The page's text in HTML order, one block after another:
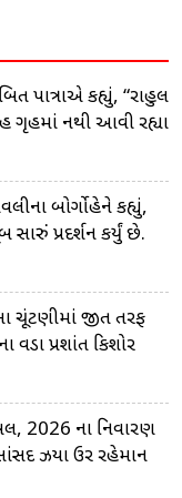
પાત્રાએ કહ્યું, “રાહુલ
ગૃહમાં નથી આવી રહ્યા
બોર્ગોહેને કહ્યું,
પ્રદર્શન કર્યું છે.
ચૂંટણીમાં જીત તરફ
પ્રશાંત કિશોર
2026 ના નિવારણ
ઝિયા ઉર રહેમાન